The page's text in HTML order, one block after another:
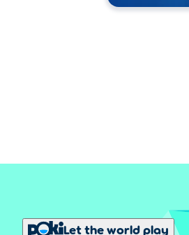
Let the world play